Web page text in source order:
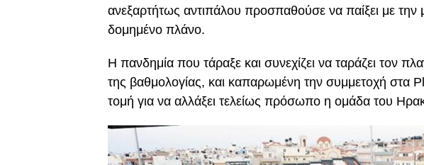
ανεξαρτήτως αντιπάλου προσπαθούσε να παίξει με
δομημένο πλάνο.
Η πανδημία που τάραξε και συνεχίζει να ταράζει τον
της βαθμολογίας, και καπαρωμένη την συμμετοχή στα
τομή για να αλλάξει τελείως πρόσωπο η ομάδα του